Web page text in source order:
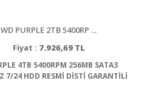
WD PURPLE 2TB 5400RP ...
Fiyat : 7.926,69 TL